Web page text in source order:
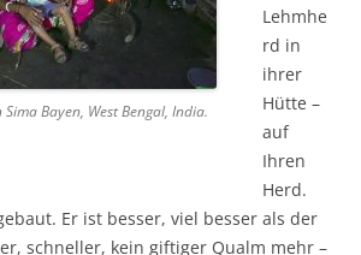
Bayen, West Bengal, India.
Lehmhe
rd in
ihrer
Hütte –
auf
Ihren
Herd.
Er ist besser, viel besser als der
schneller, kein giftiger Qualm mehr –